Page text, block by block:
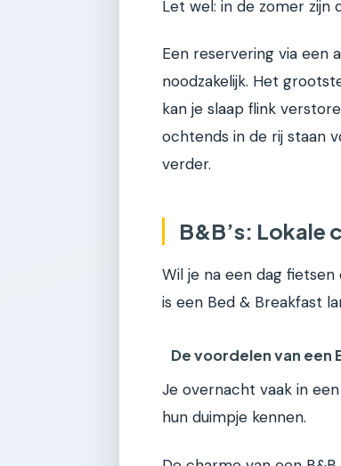
Let wel: in de zomer zijn
Een reservering via een
noodzakelijk. Het
kan je slaap flink
ochtends in de rij staan
verder.
B&B’s: Lokale
Wil je na een dag
is een Bed & Breakfast
De voordelen van een
Je overnacht vaak in
hun duimpje kennen.